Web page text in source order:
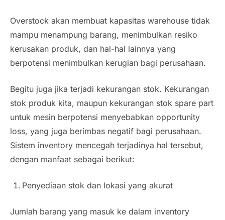
Overstock akan membuat kapasitas warehouse tidak
mampu menampung barang, menimbulkan resiko
kerusakan produk, dan hal-hal lainnya yang
berpotensi menimbulkan kerugian bagi perusahaan.
Begitu juga jika terjadi kekurangan stok. Kekurangan
stok produk kita, maupun kekurangan stok spare part
untuk mesin berpotensi menyebabkan opportunity
loss, yang juga berimbas negatif bagi perusahaan.
Sistem inventory mencegah terjadinya hal tersebut,
dengan manfaat sebagai berikut:
Penyediaan stok dan lokasi yang akurat
Jumlah barang yang masuk ke dalam inventory